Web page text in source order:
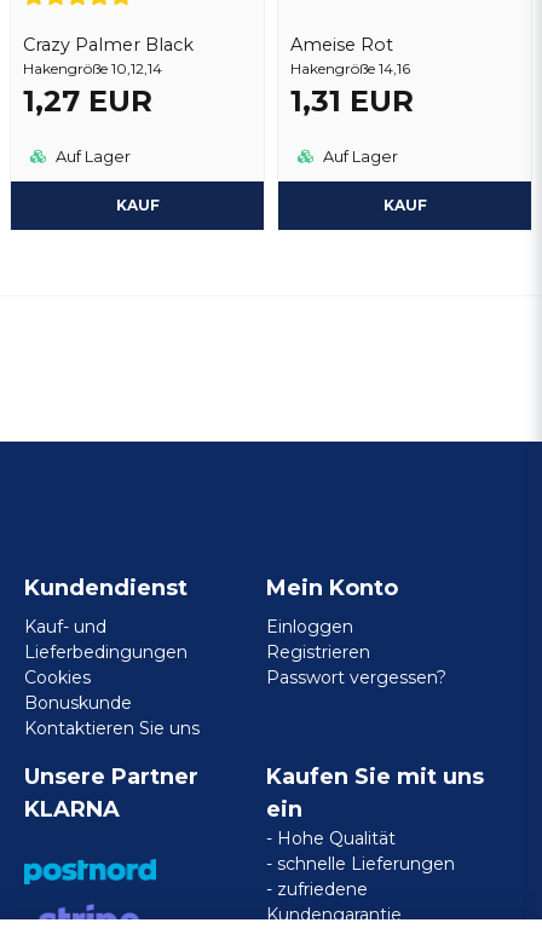
Crazy Palmer Black
Hakengröße 10,12,14
1,27 EUR
Auf Lager
KAUF
Ameise Rot
Hakengröße 14,16
1,31 EUR
Auf Lager
KAUF
Kundendienst
Kauf- und
Lieferbedingungen
Cookies
Bonuskunde
Kontaktieren Sie uns
Mein Konto
Einloggen
Registrieren
Passwort vergessen?
Unsere Partner
KLARNA
Kaufen Sie mit uns
ein
- Hohe Qualität
- schnelle Lieferungen
- zufriedene
Kundengarantie